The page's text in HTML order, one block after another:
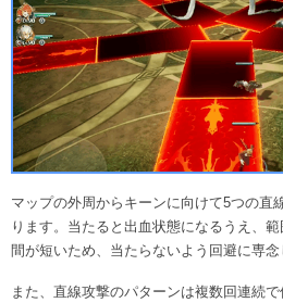
マップの外周からキーンに向けて5つの直
ります。当たると出血状態になるうえ、
間が短いため、当たらないよう回避に専念
また、直線攻撃のパターンは複数回連続